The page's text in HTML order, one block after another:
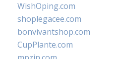
WishOping.com
shoplegacee.com
bonvivantshop.com
CupPlante.com